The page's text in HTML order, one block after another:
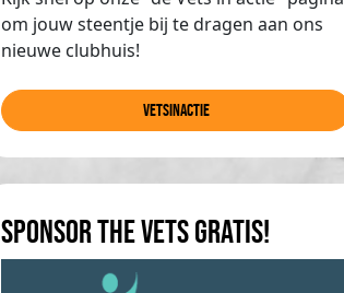
om jouw steentje bij te dragen aan ons
nieuwe clubhuis!
Vetsinactie
Sponsor The Vets gratis!